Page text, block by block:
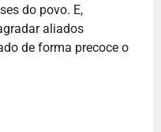
do povo. E,
aliados
de forma precoce o